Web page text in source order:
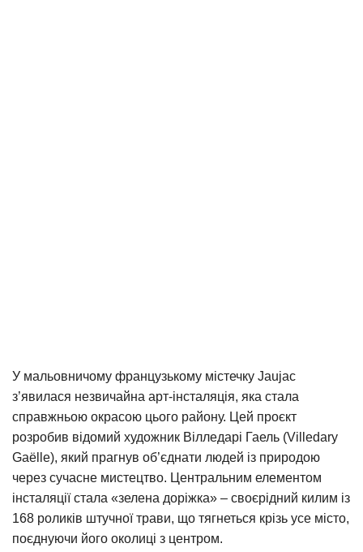
У мальовничому французькому містечку Jaujac
з’явилася незвичайна арт-інсталяція, яка стала
справжньою окрасою цього району. Цей проєкт
розробив відомий художник Вілледарі Гаель (Villedary
Gaëlle), який прагнув об’єднати людей із природою
через сучасне мистецтво. Центральним елементом
інсталяції стала «зелена доріжка» – своєрідний килим із
168 роликів штучної трави, що тягнеться крізь усе місто,
поєднуючи його околиці з центром.